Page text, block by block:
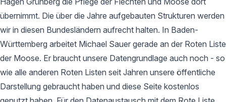
übernimmt. Die über die Jahre aufgebauten Strukturen werden
wir in diesen Bundesländern aufrecht halten. In Baden-
Württemberg arbeitet Michael Sauer gerade an der Roten Liste
der Moose. Er braucht unsere Datengrundlage auch noch - so
wie alle anderen Roten Listen seit Jahren unsere öffentliche
Darstellung gebraucht haben und diese Seite kostenlos